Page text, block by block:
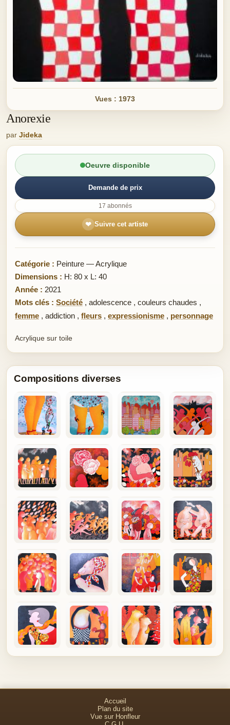
Vues : 1973
Anorexie
par Jideka
Oeuvre disponible
Demande de prix
17 abonnés
❤ Suivre cet artiste
Catégorie : Peinture — Acrylique
Dimensions : H: 80 x L: 40
Année : 2021
Mots clés : Société , adolescence , couleurs chaudes ,
femme , addiction , fleurs , expressionisme , personnage
Acrylique sur toile
Compositions diverses
Accueil
Plan du site
Vue sur Honfleur